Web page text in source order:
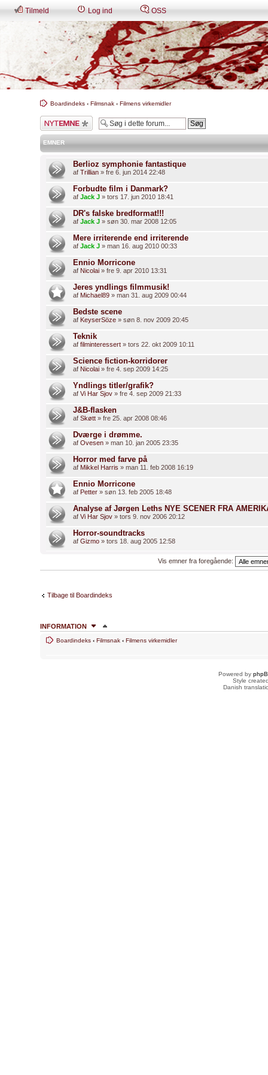
Tilmeld Log ind OSS
Boardindeks ‹ Filmsnak ‹ Filmens virkemidler
Skriv et nyt emne
EMNER
Berlioz symphonie fantastique
af Trillian » fre 6. jun 2014 22:48
Forbudte film i Danmark?
af Jack J » tors 17. jun 2010 18:41
DR's falske bredformat!!!
af Jack J » søn 30. mar 2008 12:05
Mere irriterende end irriterende
af Jack J » man 16. aug 2010 00:33
Ennio Morricone
af Nicolai » fre 9. apr 2010 13:31
Jeres yndlings filmmusik!
af Michael89 » man 31. aug 2009 00:44
Bedste scene
af KeyserSöze » søn 8. nov 2009 20:45
Teknik
af filminteressert » tors 22. okt 2009 10:11
Science fiction-korridorer
af Nicolai » fre 4. sep 2009 14:25
Yndlings titler/grafik?
af Vi Har Sjov » fre 4. sep 2009 21:33
J&B-flasken
af Skøtt » fre 25. apr 2008 08:46
Dværge i drømme.
af Ovesen » man 10. jan 2005 23:35
Horror med farve på
af Mikkel Harris » man 11. feb 2008 16:19
Ennio Morricone
af Petter » søn 13. feb 2005 18:48
Analyse af Jørgen Leths NYE SCENER FRA
af Vi Har Sjov » tors 9. nov 2006 20:12
Horror-soundtracks
af Gizmo » tors 18. aug 2005 12:58
Vis emner fra foregående:
Tilbage til Boardindeks
INFORMATION
Boardindeks ‹ Filmsnak ‹ Filmens virkemidler
Powered by
Style
Danish